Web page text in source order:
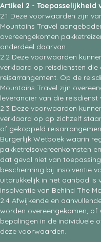
Artikel 2 - Toepasselijkheid
2.1 Deze voorwaarden zijn
Mountains Travel
overeengekomen
onderdeel daarvan.
2.2 Deze voorwaarden
verklaard op reisdiensten
reisarrangement. Op de
Mountains Travel zijn
leverancier van die
2.3 Deze voorwaarden
verklaard op op zichzelf
of gekoppeld
Burgerlijk Wetboek waarin
pakketreisovereenkomsten
dat geval niet van
bescherming bij insolventie
uitdrukkelijk in het aanbod is
insolventie van Behind The
2.4 Afwijkende en
worden overeengekomen,
bepalingen in de individuele
deze voorwaarden.